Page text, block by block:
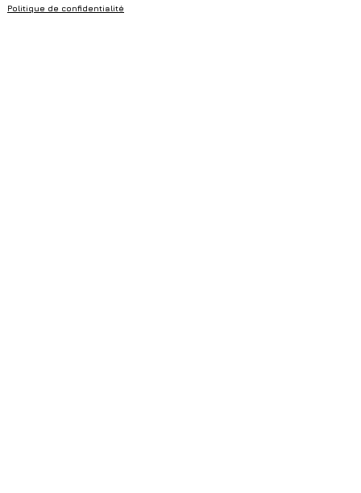
Politique de confidentialité